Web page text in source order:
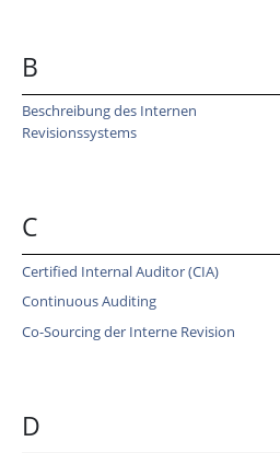
B
Beschreibung des Internen
Revisionssystems
C
Certified Internal Auditor (CIA)
Continuous Auditing
Co-Sourcing der Interne Revision
D